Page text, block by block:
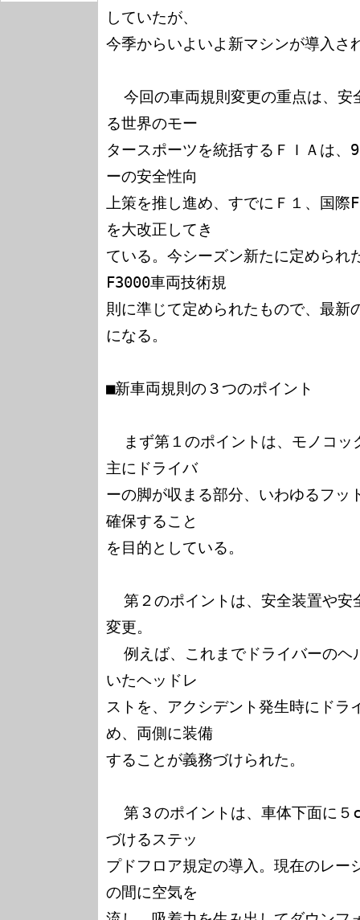
していたが、
今季からいよいよ新マシンが導入さ
る世界のモー
タースポーツを統括するＦＩＡは、
ーの安全性向
上策を推し進め、すでにＦ１、国
を大改正してき
ている。今シーズン新たに定められ
F3000車両技術規
則に準じて定められたもので、最新
になる。
■新車両規則の３つのポイント
主にドライバ
ーの脚が収まる部分、いわゆるフッ
確保すること
を目的としている。
変更。
いたヘッドレ
ストを、アクシデント発生時にドラ
め、両側に装備
することが義務づけられた。
づけるステッ
プドフロア規定の導入。現在のレー
の間に空気を